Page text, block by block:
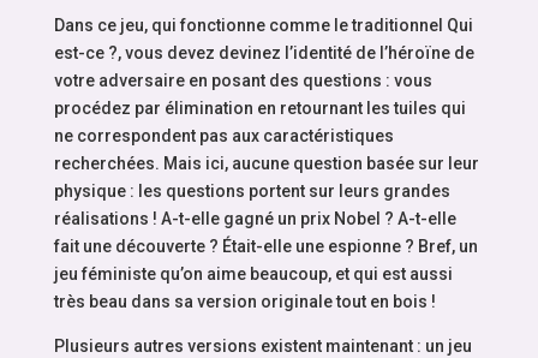
Dans ce jeu, qui fonctionne comme le traditionnel Qui
est-ce ?, vous devez devinez l’identité de l’héroïne de
votre adversaire en posant des questions : vous
procédez par élimination en retournant les tuiles qui
ne correspondent pas aux caractéristiques
recherchées. Mais ici, aucune question basée sur leur
physique : les questions portent sur leurs grandes
réalisations ! A-t-elle gagné un prix Nobel ? A-t-elle
fait une découverte ? Était-elle une espionne ? Bref, un
jeu féministe qu’on aime beaucoup, et qui est aussi
très beau dans sa version originale tout en bois !
Plusieurs autres versions existent maintenant : un jeu